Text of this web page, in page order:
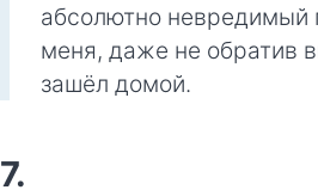
абсолютно
меня, даже не обратив
зашёл домой.
7.